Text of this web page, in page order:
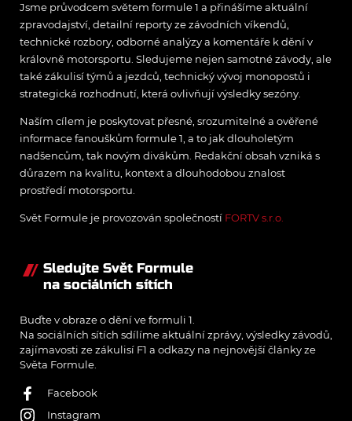
Jsme průvodcem světem formule 1 a přinášíme aktuální
zpravodajství, detailní reporty ze závodních víkendů,
technické rozbory, odborné analýzy a komentáře k dění v
královně motorsportu. Sledujeme nejen samotné závody, ale
také zákulisí týmů a jezdců, technický vývoj monopostů i
strategická rozhodnutí, která ovlivňují výsledky sezóny.
Naším cílem je poskytovat přesné, srozumitelné a ověřené
informace fanouškům formule 1, a to jak dlouholetým
nadšencům, tak novým divákům. Redakční obsah vzniká s
důrazem na kvalitu, kontext a dlouhodobou znalost
prostředí motorsportu.
Svět Formule je provozován společností FORTV s.r.o.
Sledujte Svět Formule
na sociálních sítích
Buďte v obraze o dění ve formuli 1.
Na sociálních sítích sdílíme aktuální zprávy, výsledky závodů,
zajímavosti ze zákulisí F1 a odkazy na nejnovější články ze
Světa Formule.
Facebook
Instagram